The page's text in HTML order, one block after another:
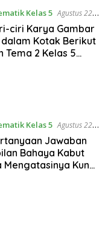
Kelas 5 Agustus 22,
ciri Karya Gambar
Kotak Berikut
Tema 2 Kelas 5
Kelas 5 Agustus 22,
Jawaban
Bahaya Kabut
Mengatasinya Kunci